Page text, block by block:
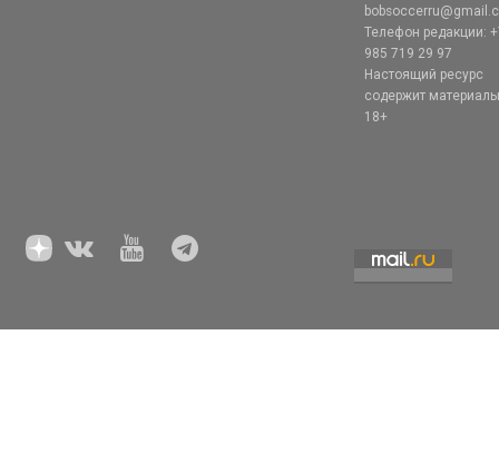
Телефон редакции:
985 719 29 97
Настоящий ресурс
содержит
18+